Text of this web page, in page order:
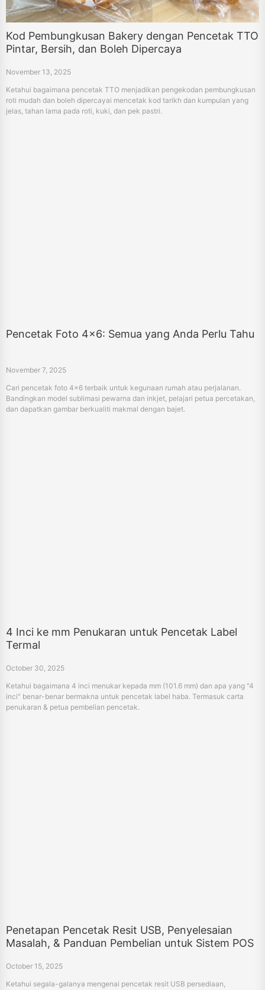
Kod Pembungkusan Bakery dengan Pencetak TTO
Pintar, Bersih, dan Boleh Dipercaya
November 13, 2025
Ketahui bagaimana pencetak TTO menjadikan pengekodan pembungkusan
roti mudah dan boleh dipercayai mencetak kod tarikh dan kumpulan yang
jelas, tahan lama pada roti, kuki, dan pek pastri.
Pencetak Foto 4x6: Semua yang Anda Perlu Tahu
November 7, 2025
Cari pencetak foto 4x6 terbaik untuk kegunaan rumah atau perjalanan.
Bandingkan model sublimasi pewarna dan inkjet, pelajari petua percetakan,
dan dapatkan gambar berkualiti makmal dengan bajet.
4 Inci ke mm Penukaran untuk Pencetak Label
Termal
October 30, 2025
Ketahui bagaimana 4 inci menukar kepada mm (101.6 mm) dan apa yang "4
inci" benar-benar bermakna untuk pencetak label haba. Termasuk carta
penukaran & petua pembelian pencetak.
Penetapan Pencetak Resit USB, Penyelesaian
Masalah, & Panduan Pembelian untuk Sistem POS
October 15, 2025
Ketahui segala-galanya mengenai pencetak resit USB persediaan,